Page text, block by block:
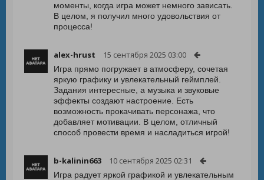
моменты, когда игра может немного зависать.
В целом, я получил много удовольствия от
процесса!
alex-hrust 15 сентября 2025 03:00
Игра прямо погружает в атмосферу, сочетая
яркую графику и увлекательный геймплей.
Задания интересные, а музыка и звуковые
эффекты создают настроение. Есть
возможность прокачивать персонажа, что
добавляет мотивации. В целом, отличный
способ провести время и насладиться игрой!
b-kalinin663 10 сентября 2025 02:31
Игра радует яркой графикой и увлекательным